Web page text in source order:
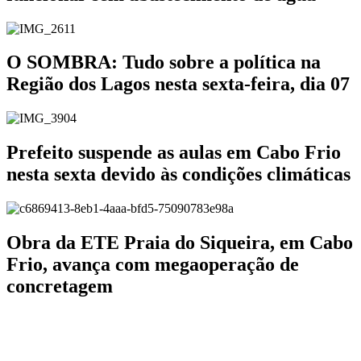
O SOMBRA: Tudo sobre a política na
Região dos Lagos nesta sexta-feira, dia 07
Prefeito suspende as aulas em Cabo Frio
nesta sexta devido às condições climáticas
Obra da ETE Praia do Siqueira, em Cabo
Frio, avança com megaoperação de
concretagem